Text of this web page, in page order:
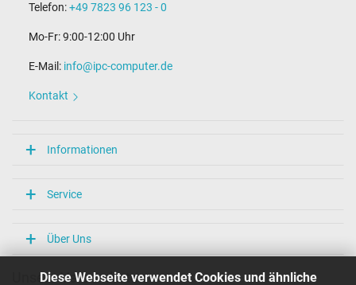
Diese Webseite verwendet Cookies und ähnliche
Telefon:+49 7823 96 123 - 0
Mo-Fr: 9:00-12:00 Uhr
E-Mail: info@ipc-computer.de
Kontakt
Informationen
Service
Über Uns
Unsere Versandarten